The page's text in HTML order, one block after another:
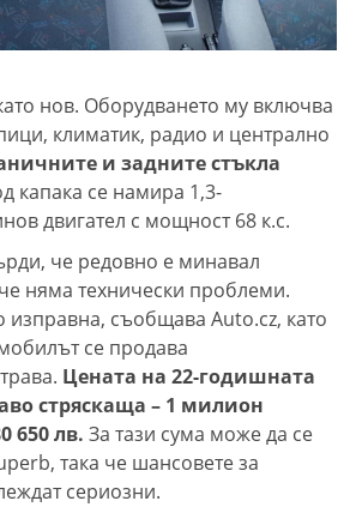
нов. Оборудването му включва
климатик, радио и централно
и задните стъкла
капака се намира 1,3-
двигател с мощност 68 к.с.
че редовно е минавал
няма технически проблеми.
изправна, съобщава Auto.cz, като
се продава
Цената на 22-годишната
стряскаща – 1 милион
650 лв. За тази сума може да се
така че шансовете за
сериозни.